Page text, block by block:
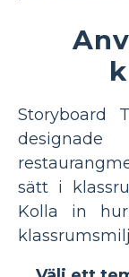
Storyboard
sätt i
Kolla in